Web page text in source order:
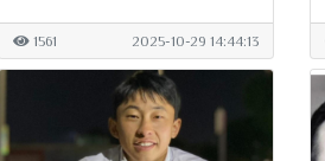
1561 2025-10-29 14:44:13